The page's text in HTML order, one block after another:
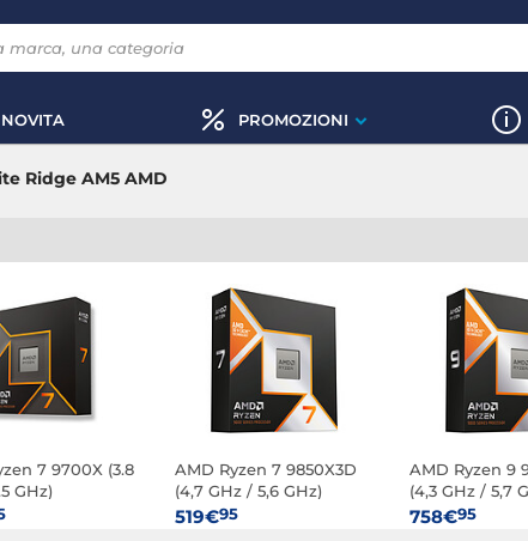
NOVITA PROMOZIONI
Ridge AM5 AMD
7 9700X (3.8
GHz)
AMD Ryzen 7 9850X3D
(4,7 GHz / 5,6 GHz)
519€95
AMD Ryzen 9
(4,3 GHz / 5,7
758€95